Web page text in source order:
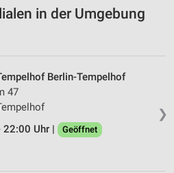
in der Umgebung
❯
Berlin-Tempelhof
47
22:00 Uhr |
Geöffnet